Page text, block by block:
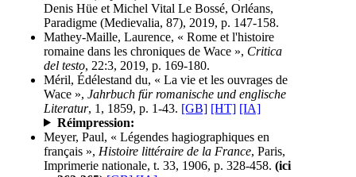
Denis Hüe et Michel Vital Le Bossé, Orléans,
Paradigme (Medievalia, 87), 2019, p. 147-158.
Mathey-Maille, Laurence, « Rome et l'histoire
romaine dans les chroniques de Wace », Critica
del testo, 22:3, 2019, p. 169-180.
Méril, Édélestand du, « La vie et les ouvrages de
Wace », Jahrbuch für romanische und englische
Literatur, 1, 1859, p. 1-43. [GB] [HT] [IA]
Réimpression:
Meyer, Paul, « Légendes hagiographiques en
français », Histoire littéraire de la France, Paris,
Imprimerie nationale, t. 33, 1906, p. 328-458. (ici